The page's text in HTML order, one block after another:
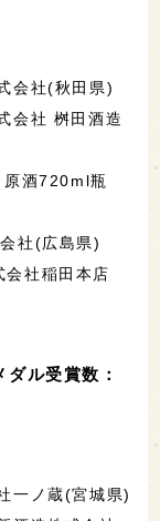
会社(秋田県)
会社 桝田酒造
原酒720ml瓶
社(広島県)
会社稲田本店
ル受賞数：
一ノ蔵(宮城県)